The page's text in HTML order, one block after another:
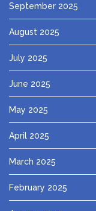
September 2025
August 2025
July 2025
June 2025
May 2025
April 2025
March 2025
February 2025